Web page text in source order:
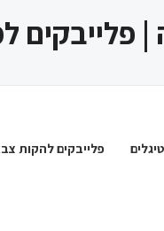
| פלייבקים
פלייבקים להקות